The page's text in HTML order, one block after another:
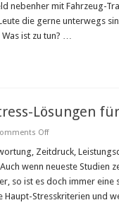
neue
Superjob
nebenher mit Fahrzeug-
die gerne unterwegs
ist zu tun? …
Lösungen
Offon
3
Stress-
Lösungen
für
Manager
Zeitdruck,
wenn neueste Studien
so ist es doch immer eine
Haupt-Stresskriterien und